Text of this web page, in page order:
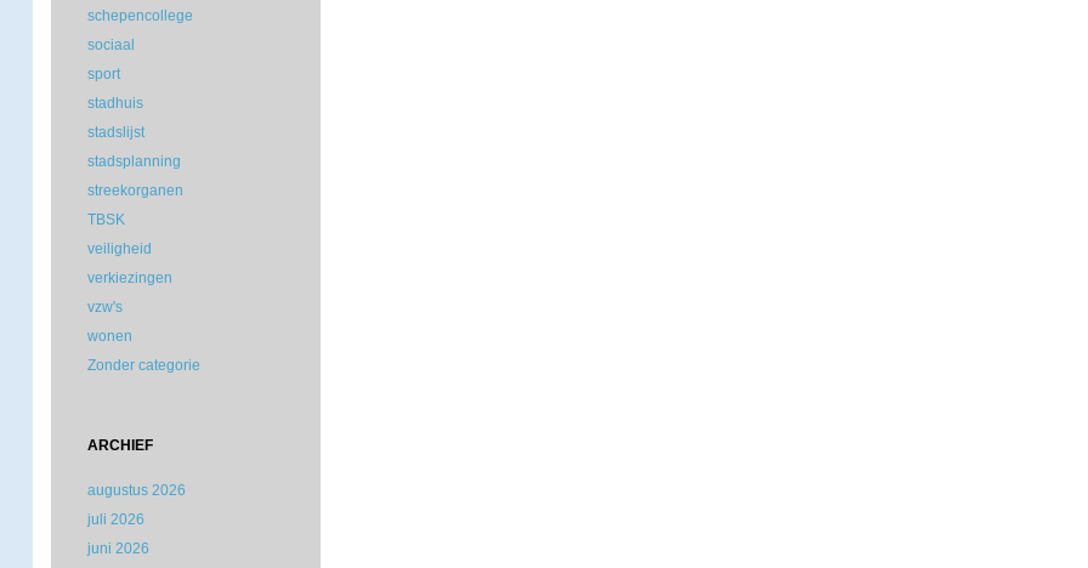
schepencollege
sociaal
sport
stadhuis
stadslijst
stadsplanning
streekorganen
TBSK
veiligheid
verkiezingen
vzw's
wonen
Zonder categorie
ARCHIEF
augustus 2026
juli 2026
juni 2026